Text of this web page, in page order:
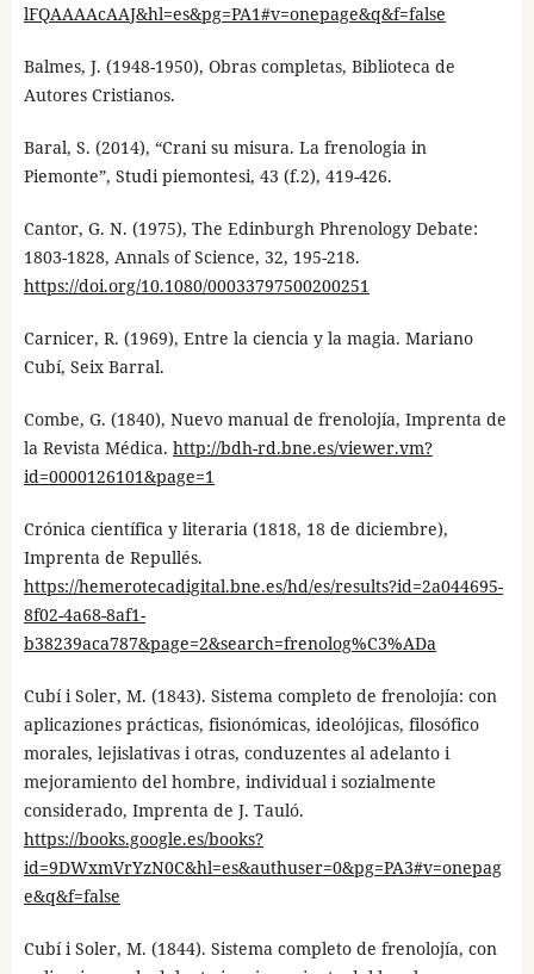
lFQAAAAcAAJ&hl=es&pg=PA1#v=onepage&q&f=false
Balmes, J. (1948-1950), Obras completas, Biblioteca de
Autores Cristianos.
Baral, S. (2014), “Crani su misura. La frenologia in
Piemonte”, Studi piemontesi, 43 (f.2), 419-426.
Cantor, G. N. (1975), The Edinburgh Phrenology Debate:
1803-1828, Annals of Science, 32, 195-218.
https://doi.org/10.1080/00033797500200251
Carnicer, R. (1969), Entre la ciencia y la magia. Mariano
Cubí, Seix Barral.
Combe, G. (1840), Nuevo manual de frenolojía, Imprenta de
la Revista Médica. http://bdh-rd.bne.es/viewer.vm?
id=0000126101&page=1
Crónica científica y literaria (1818, 18 de diciembre),
Imprenta de Repullés.
https://hemerotecadigital.bne.es/hd/es/results?id=2a044695-
8f02-4a68-8af1-
b38239aca787&page=2&search=frenolog%C3%ADa
Cubí i Soler, M. (1843). Sistema completo de frenolojía: con
aplicaziones prácticas, fisionómicas, ideolójicas, filosófico
morales, lejislativas i otras, conduzentes al adelanto i
mejoramiento del hombre, individual i sozialmente
considerado, Imprenta de J. Tauló.
https://books.google.es/books?
id=9DWxmVrYzN0C&hl=es&authuser=0&pg=PA3#v=onepag
e&q&f=false
Cubí i Soler, M. (1844). Sistema completo de frenolojía, con